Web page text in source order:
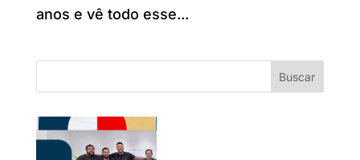
anos e vê todo esse...
Buscar